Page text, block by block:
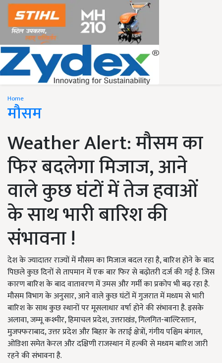
Home
मौसम
Weather Alert: मौसम का
फिर बदलेगा मिजाज, आने
वाले कुछ घंटों में तेज हवाओं
के साथ भारी बारिश की
संभावना !
देश के ज्यादातर राज्यों में मौसम का मिजाज बदल रहा है, बारिश होने के बाद
पिछले कुछ दिनों से तापमान में एक बार फिर से बढ़ोतरी दर्ज की गई है. जिस
कारण बारिश के बाद वातावरण में उमस और गर्मी का प्रकोप भी बढ़ रहा है.
मौसम विभाग के अनुसार, आने वाले कुछ घंटों में गुजरात में मध्यम से भारी
बारिश के साथ कुछ स्थानों पर मूसलाधार वर्षा होने की संभावना है. इसके
अलावा, जम्मू कश्मीर, हिमाचल प्रदेश, उत्तराखंड, गिलगित-बाल्टिस्तान,
मुजफ्फराबाद, उत्तर प्रदेश और बिहार के तराई क्षेत्रों, गंगीय पश्चिम बंगाल,
ओडिशा समेत केरल और दक्षिणी राजस्थान में हल्की से मध्यम बारिश जारी
रहने की संभावना है.